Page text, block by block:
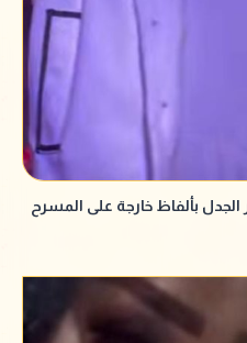
الجدل بألفاظ خارجة على المسرح